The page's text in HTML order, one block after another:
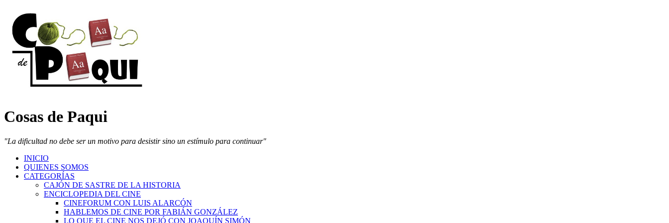
Cosas de Paqui
"La dificultad no debe ser un motivo para desistir sino un estímulo para continuar"
INICIO
QUIENES SOMOS
CATEGORÍAS
CAJÓN DE SASTRE DE LA HISTORIA
ENCICLOPEDIA DEL CINE
CINEFORUM CON LUIS ALARCÓN
HABLEMOS DE CINE POR FABIÁN GONZÁLEZ
LO QUE EL CINE NOS DEJÓ CON JOAQUÍN SIMÓN